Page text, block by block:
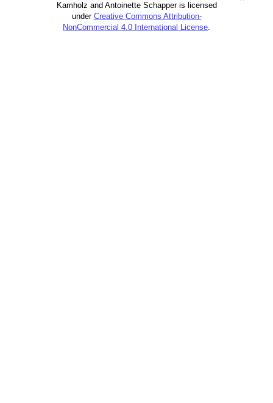
Kamholz and Antoinette Schapper is licensed
under Creative Commons Attribution-
NonCommercial 4.0 International License.